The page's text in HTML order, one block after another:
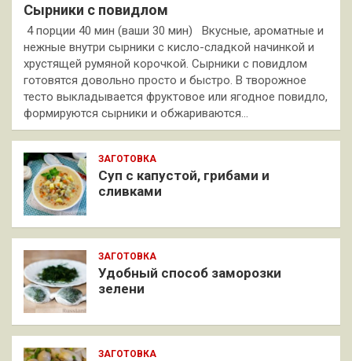
Сырники с повидлом
4 порции 40 мин (ваши 30 мин) Вкусные, ароматные и
нежные внутри сырники с кисло-сладкой начинкой и
хрустящей румяной корочкой. Сырники с повидлом
готовятся довольно просто и быстро. В творожное
тесто выкладывается фруктовое или ягодное повидло,
формируются сырники и обжариваются…
ЗАГОТОВКА
Суп с капустой, грибами и
сливками
ЗАГОТОВКА
Удобный способ заморозки
зелени
ЗАГОТОВКА